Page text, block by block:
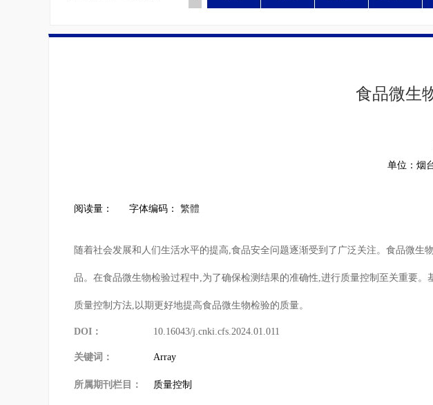
食品微生
单位：烟
阅读量： 字体编码： 繁體
随着社会发展和人们生活水平的提高,食品安全问题逐渐受到了广泛关注。食品微
品。在食品微生物检验过程中,为了确保检测结果的准确性,进行质量控制至关重要
质量控制方法,以期更好地提高食品微生物检验的质量。
DOI： 10.16043/j.cnki.cfs.2024.01.011
关键词： Array
所属期刊栏目： 质量控制